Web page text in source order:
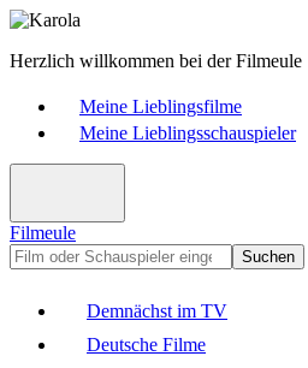
Herzlich willkommen bei der Filmeule
Meine Lieblingsfilme
Meine Lieblingsschauspieler
Filmeule
Suchen
Demnächst im TV
Deutsche Filme